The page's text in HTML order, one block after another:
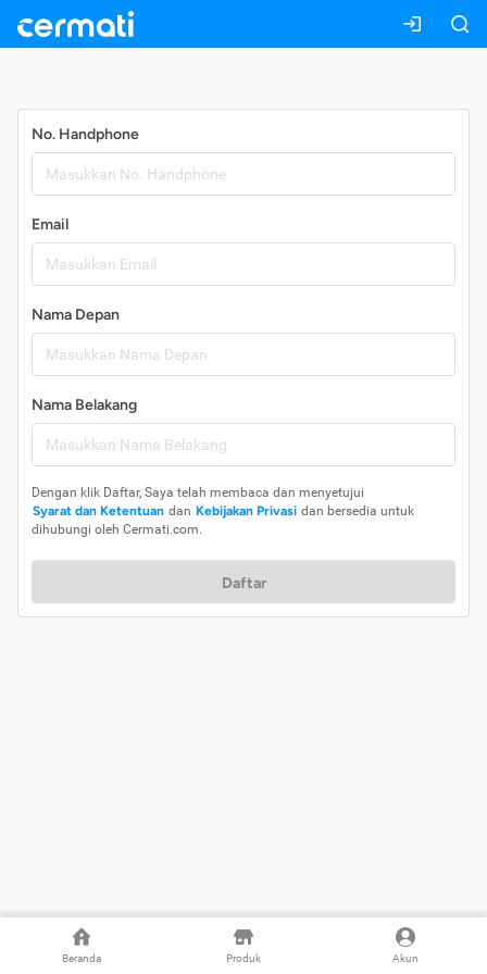
Beranda Produk Akun
No. Handphone
Email
Nama Depan
Nama Belakang
Dengan klik Daftar, Saya telah membaca dan menyetujui
Syarat dan Ketentuan dan Kebijakan Privasi dan bersedia untuk
dihubungi oleh Cermati.com.
Daftar